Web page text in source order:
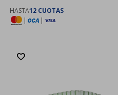
HASTA12 CUOTAS
|
|